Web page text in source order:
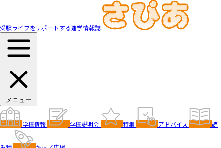
受験ライフをサポートする進学情報誌
メニュー
学校情報 学校説明会 特集 アドバイス 読